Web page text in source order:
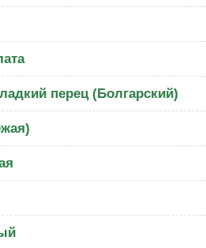
перец (Болгарский)